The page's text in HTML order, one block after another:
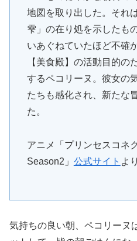
地図を取り出した。それ
雫」の在り処を示したも
いあぐねていたほど不確
【美食殿】の活動目的の
するペコリーヌ。彼女の
たちも感化され、新たな
た。
アニメ「プリンセスコネ
Season2」 公式サイト よ
気持ちの良い朝、ペコリーヌ